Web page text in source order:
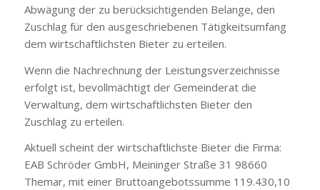
Abwägung der zu berücksichtigenden Belange, den
Zuschlag für den ausgeschriebenen Tätigkeitsumfang
dem wirtschaftlichsten Bieter zu erteilen.
Wenn die Nachrechnung der Leistungsverzeichnisse
erfolgt ist, bevollmächtigt der Gemeinderat die
Verwaltung, dem wirtschaftlichsten Bieter den
Zuschlag zu erteilen.
Aktuell scheint der wirtschaftlichste Bieter die Firma:
EAB Schröder GmbH, Meininger Straße 31 98660
Themar, mit einer Bruttoangebotssumme 119.430,10